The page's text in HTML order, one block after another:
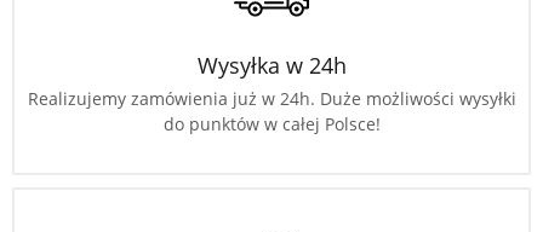
Wysyłka w 24h
Realizujemy zamówienia już w 24h. Duże możliwości wysyłki
do punktów w całej Polsce!